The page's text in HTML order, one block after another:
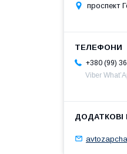
проспект
+380 (99)
Viber